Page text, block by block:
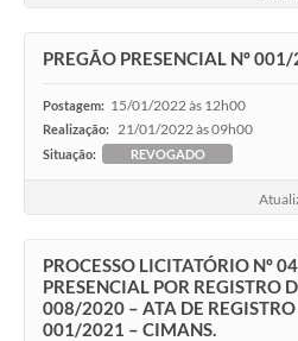
PREGÃO PRESENCIAL Nº
Postagem: 15/01/2022 às 12h00
Realização: 21/01/2022 às 09h00
Situação: REVOGADO
PROCESSO LICITATÓRIO Nº
PRESENCIAL POR REGISTRO
008/2020 – ATA DE REGISTRO
001/2021 – CIMANS.